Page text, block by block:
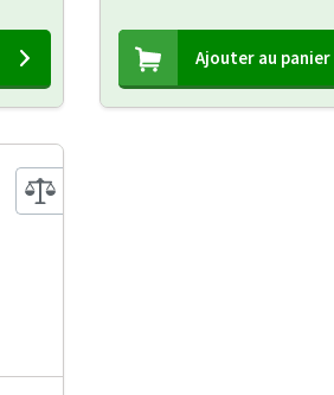
Ajouter au panier